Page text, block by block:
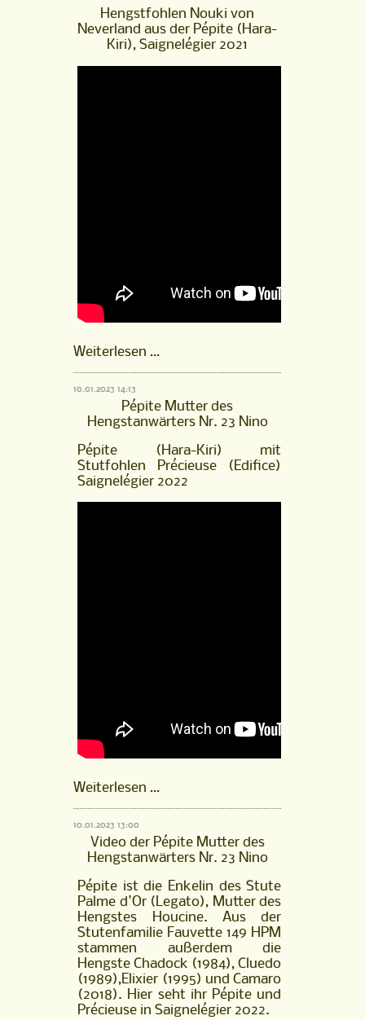
Pas,
gekört
2022
ist
online!
Hengstfohlen Nouki von
Neverland aus der Pépite (Hara-
Kiri), Saignelégier 2021
Weiterlesen …Hengstfohlen
Neverland
aus
der
Pépite
(Hara-
Kiri),
Saignelégier
2021
10.01.2023 14:13
Pépite Mutter des
Hengstanwärters Nr. 23 Nino
Pépite (Hara-Kiri) mit
Stutfohlen Précieuse (Edifice)
Saignelégier 2022
Weiterlesen …Pépite
Hengstanwärters
Nr.
23
Nino
10.01.2023 13:00
Video der Pépite Mutter des
Hengstanwärters Nr. 23 Nino
Pépite ist die Enkelin des Stute
Palme d'Or (Legato), Mutter des
Hengstes Houcine. Aus der
Stutenfamilie Fauvette 149 HPM
stammen außerdem die
Hengste Chadock (1984), Cluedo
(1989),Elixier (1995) und Camaro
(2018). Hier seht ihr Pépite und
Précieuse in Saignelégier 2022.